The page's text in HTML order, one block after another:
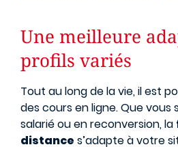
Une meilleure
profils variés
Tout au long de la vie, il est
des cours en ligne. Que vous
salarié ou en reconversion, la
distance s’adapte à votre